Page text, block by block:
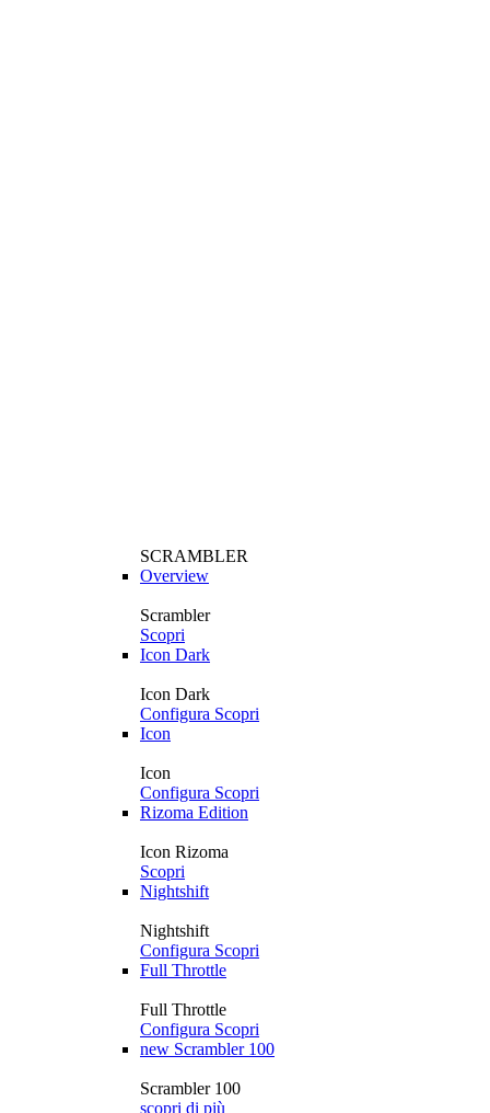
SCRAMBLER
Overview
Scrambler
Scopri
Icon Dark
Icon Dark
Configura Scopri
Icon
Icon
Configura Scopri
Rizoma Edition
Icon Rizoma
Scopri
Nightshift
Nightshift
Configura Scopri
Full Throttle
Full Throttle
Configura Scopri
new Scrambler 100
Scrambler 100
scopri di più